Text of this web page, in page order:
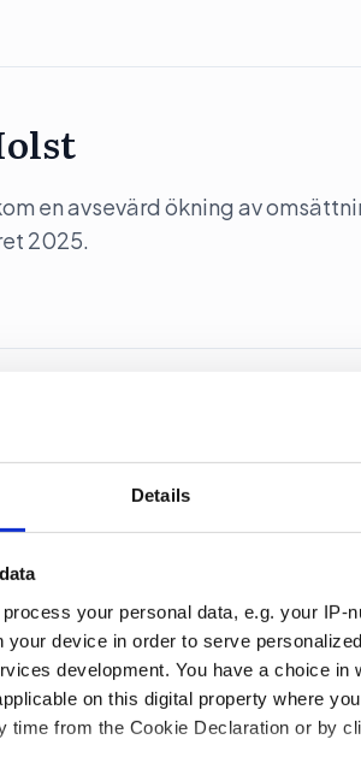
Details
process your personal data, e.g. your IP-
your device in order to serve
development. You have a choice
on this digital property where
time from the Cookie Declaration or by
en avsevärd ökning av
2025.
och vinsten under 2025.